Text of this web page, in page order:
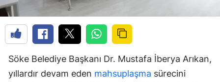
Söke Belediye Başkanı Dr. Mustafa İberya Arıkan,
yıllardır devam eden mahsuplaşma sürecini